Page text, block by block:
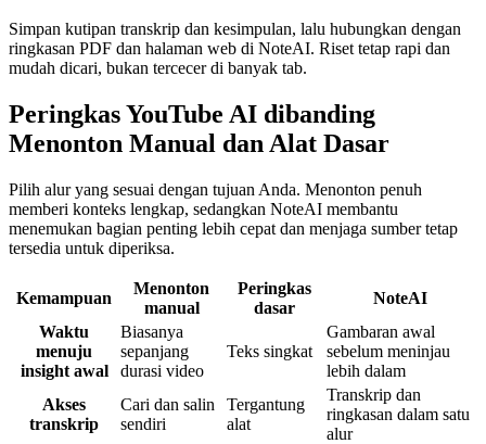
Simpan kutipan transkrip dan kesimpulan, lalu hubungkan dengan
ringkasan PDF dan halaman web di NoteAI. Riset tetap rapi dan
mudah dicari, bukan tercecer di banyak tab.
Peringkas YouTube AI dibanding
Menonton Manual dan Alat Dasar
Pilih alur yang sesuai dengan tujuan Anda. Menonton penuh
memberi konteks lengkap, sedangkan NoteAI membantu
menemukan bagian penting lebih cepat dan menjaga sumber tetap
tersedia untuk diperiksa.
Kemampuan
Menonton
manual
Peringkas
dasar
NoteAI
Waktu
menuju
insight awal
Biasanya
sepanjang
durasi video
Teks singkat
Gambaran awal
sebelum meninjau
lebih dalam
Akses
transkrip
Cari dan salin
sendiri
Tergantung
alat
Transkrip dan
ringkasan dalam satu
alur